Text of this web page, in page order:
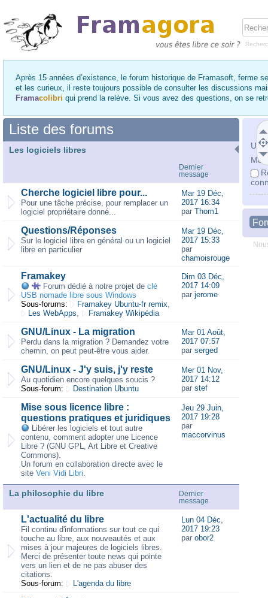
Après 15 années d’existence, le forum historique de Framasoft, ferme
et les curieux, il reste toujours possible de consulter les discussions
Framacolibri qui prend la relève. Si vous avez des questions, on se
Mot
Liste des forums
Les logiciels libres
Dernier
message
Cherche logiciel libre pour...
Pour une tâche précise, pour remplacer un
logiciel propriétaire donné...
Mar 19 Déc,
2017 16:34
par Thom1
Questions/Réponses
Sur le logiciel libre en général ou un logiciel
libre en particulier
Mar 19 Déc,
2017 15:33
par
chamoisrouge
Framakey
Forum dédié à notre projet de clé
USB nomade libre sous Windows
Sous-forums:
Framakey Ubuntu-fr remix,
Les WebApps, Framakey Wikipédia
Dim 03 Déc,
2017 14:09
par jerome
GNU/Linux - La migration
Perdu dans la migration ? Demandez votre
chemin, on peut peut-être vous aider.
Mar 01 Août,
2017 07:57
par serged
GNU/Linux - J'y suis, j'y reste
Au quotidien encore quelques soucis ?
Sous-forum:
Destination Ubuntu
Mer 01 Nov,
2017 14:12
par stef
Mise sous licence libre :
questions pratiques et juridiques
Libérer les logiciels et tout autre
contenu, comment adopter une Licence
Libre ? (GNU GPL, Art Libre et Creative
Commons).
Un forum en collaboration directe avec le
site Veni Vidi Libri.
Jeu 29 Juin,
2017 19:28
par
maccorvinus
La philosophie du libre
Dernier
message
L'actualité du libre
Fil continu d'informations sur tout ce qui
touche au libre, aux nouveautés et aux
mises à jour majeures de logiciels libres.
Merci de présenter toute news qui pointe
vers un lien et de ne pas abuser des
citations.
Sous-forum:
L'agenda du libre
Lun 04 Déc,
2017 19:23
par obor2